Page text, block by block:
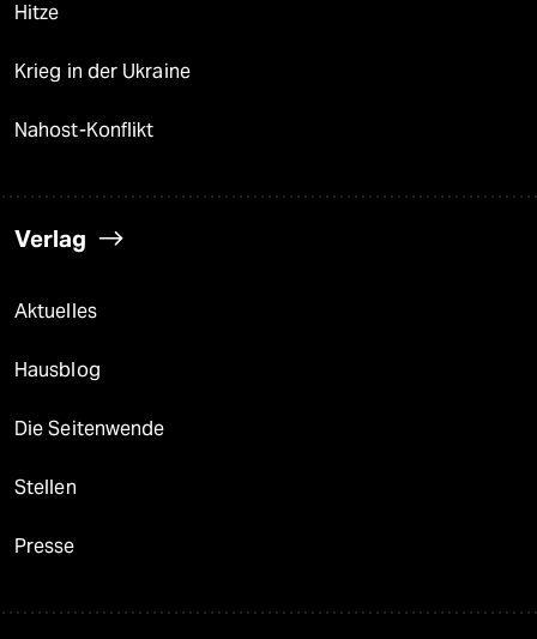
Hitze
Krieg in der Ukraine
Nahost-Konflikt
Verlag
Aktuelles
Hausblog
Die Seitenwende
Stellen
Presse